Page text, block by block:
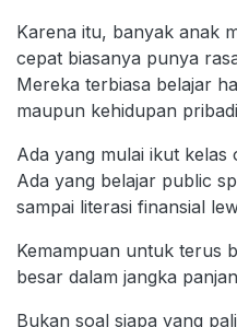
Karena itu, banyak anak
cepat biasanya punya
Mereka terbiasa belajar
maupun kehidupan
Ada yang mulai ikut kelas
Ada yang belajar public
sampai literasi finansial
Kemampuan untuk terus
besar dalam jangka
Bukan soal siapa yang